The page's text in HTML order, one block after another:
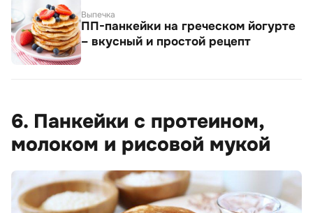
Выпечка
ПП-панкейки на греческом йогурте
– вкусный и простой рецепт
6. Панкейки с протеином,
молоком и рисовой мукой